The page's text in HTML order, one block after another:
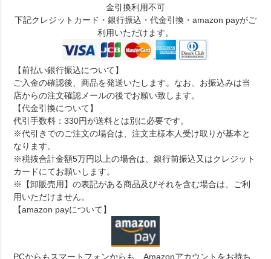
金引換利用不可
下記クレジットカード・銀行振込・代金引換・amazon payがご
利用いただけます。
【前払い銀行振込について】
ご入金の確認後、商品を発送いたします。なお、お振込みは当
店からの注文確認メールの後でお願い致します。
【代金引換について】
代引手数料：330円が送料とは別に必要です。
※代引きでのご注文の場合は、注文主様本人受け取りが基本と
なります。
※税抜合計金額5万円以上の場合は、銀行前振込又はクレジット
カードにてお願いします。
※【卸販売用】の表記がある商品及びそれを含む場合は、ご利
用いただけません。
【amazon payについて】
PCからもスマートフォンからも、Amazonアカウントをお持ち